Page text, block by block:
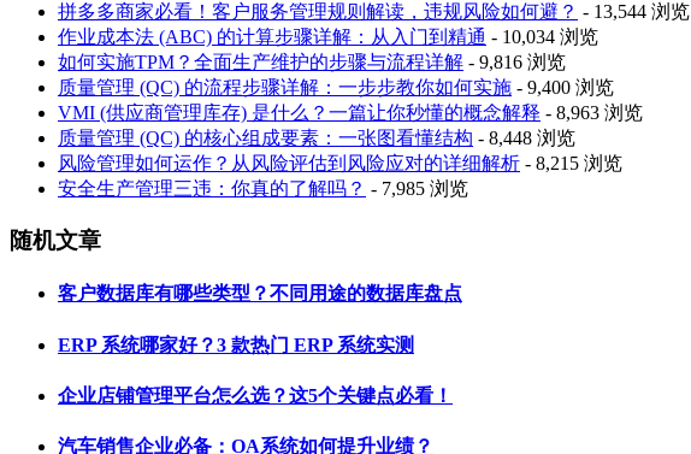
拼多多商家必看！客户服务管理规则解读，违规风险如何避？ - 13,544 浏览
作业成本法 (ABC) 的计算步骤详解：从入门到精通 - 10,034 浏览
如何实施TPM？全面生产维护的步骤与流程详解 - 9,816 浏览
质量管理 (QC) 的流程步骤详解：一步步教你如何实施 - 9,400 浏览
VMI (供应商管理库存) 是什么？一篇让你秒懂的概念解释 - 8,963 浏览
质量管理 (QC) 的核心组成要素：一张图看懂结构 - 8,448 浏览
风险管理如何运作？从风险评估到风险应对的详细解析 - 8,215 浏览
安全生产管理三违：你真的了解吗？ - 7,985 浏览
随机文章
客户数据库有哪些类型？不同用途的数据库盘点
ERP 系统哪家好？3 款热门 ERP 系统实测
企业店铺管理平台怎么选？这5个关键点必看！
汽车销售企业必备：OA系统如何提升业绩？